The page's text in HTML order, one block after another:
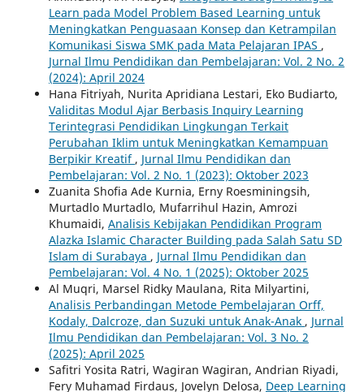
Learn pada Model Problem Based Learning untuk
Meningkatkan Penguasaan Konsep dan Ketrampilan
Komunikasi Siswa SMK pada Mata Pelajaran IPAS ,
Jurnal Ilmu Pendidikan dan Pembelajaran: Vol. 2 No. 2
(2024): April 2024
Hana Fitriyah, Nurita Apridiana Lestari, Eko Budiarto,
Validitas Modul Ajar Berbasis Inquiry Learning
Terintegrasi Pendidikan Lingkungan Terkait
Perubahan Iklim untuk Meningkatkan Kemampuan
Berpikir Kreatif , Jurnal Ilmu Pendidikan dan
Pembelajaran: Vol. 2 No. 1 (2023): Oktober 2023
Zuanita Shofia Ade Kurnia, Erny Roesminingsih,
Murtadlo Murtadlo, Mufarrihul Hazin, Amrozi
Khumaidi, Analisis Kebijakan Pendidikan Program
Alazka Islamic Character Building pada Salah Satu SD
Islam di Surabaya , Jurnal Ilmu Pendidikan dan
Pembelajaran: Vol. 4 No. 1 (2025): Oktober 2025
Al Muqri, Marsel Ridky Maulana, Rita Milyartini,
Analisis Perbandingan Metode Pembelajaran Orff,
Kodaly, Dalcroze, dan Suzuki untuk Anak-Anak , Jurnal
Ilmu Pendidikan dan Pembelajaran: Vol. 3 No. 2
(2025): April 2025
Safitri Yosita Ratri, Wagiran Wagiran, Andrian Riyadi,
Fery Muhamad Firdaus, Jovelyn Delosa, Deep Learning